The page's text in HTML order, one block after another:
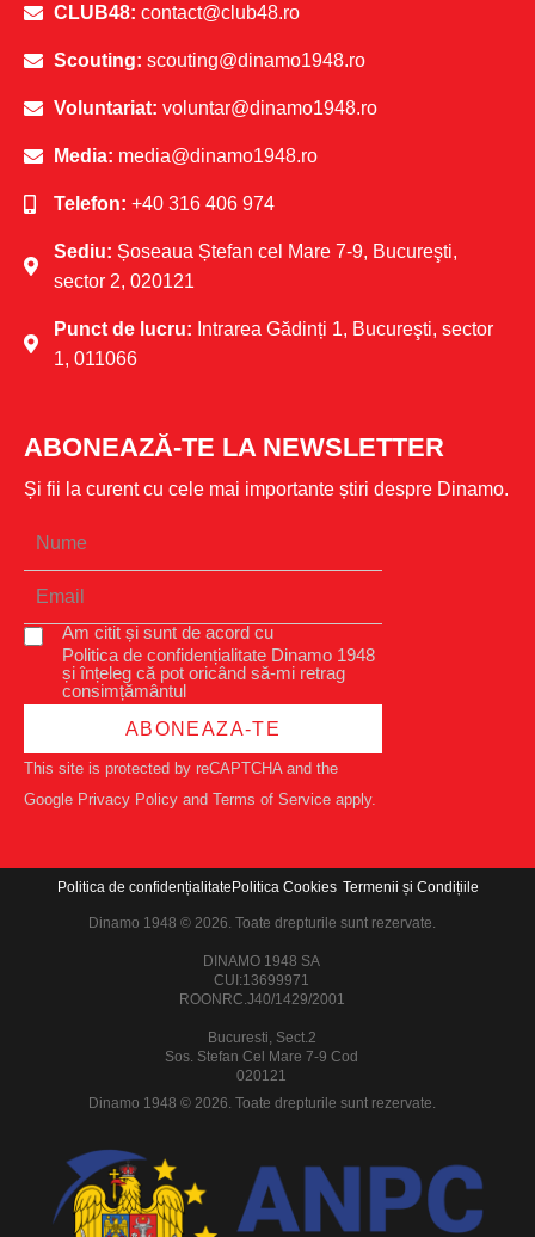
CLUB48: contact@club48.ro
Scouting: scouting@dinamo1948.ro
Voluntariat: voluntar@dinamo1948.ro
Media: media@dinamo1948.ro
Telefon: +40 316 406 974
Sediu: Șoseaua Ștefan cel Mare 7-9, Bucureşti,
sector 2, 020121
Punct de lucru: Intrarea Gădinți 1, Bucureşti, sector
1, 011066
ABONEAZĂ-TE LA NEWSLETTER
Și fii la curent cu cele mai importante știri despre Dinamo.
Am citit și sunt de acord cu
Politica de confidențialitate Dinamo 1948
și înțeleg că pot oricând să-mi retrag
consimțământul
ABONEAZA-TE
This site is protected by reCAPTCHA and the
Google Privacy Policy and Terms of Service apply.
Politica de confidențialitate Politica Cookies Termenii și Condițiile
Dinamo 1948 © 2026. Toate drepturile sunt rezervate.
DINAMO 1948 SA
CUI:13699971
ROONRC.J40/1429/2001
Bucuresti, Sect.2
Sos. Stefan Cel Mare 7-9 Cod
020121
Dinamo 1948 © 2026. Toate drepturile sunt rezervate.